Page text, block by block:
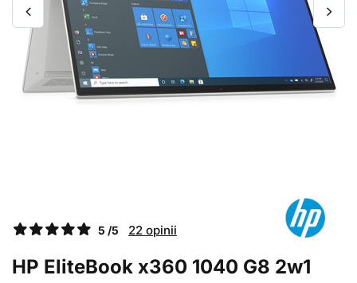
5 /5 22 opinii
HP EliteBook x360 1040 G8 2w1